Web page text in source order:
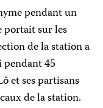
pendant un
sur les
de la station a
pendant 45
et ses partisans
de la station.